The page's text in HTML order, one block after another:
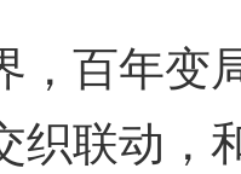
百年变
织联动，